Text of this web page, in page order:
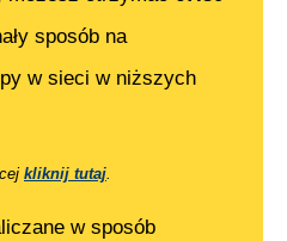
sposób na
w sieci w niższych
kliknij tutaj.
w sposób